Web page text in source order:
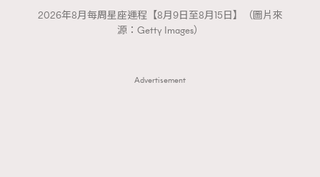
AFrenchMind
DressLikeAParisienne
2026年8月每周星座運程【8月9日至8月15日】（圖片來
源：Getty Images）
Advertisement